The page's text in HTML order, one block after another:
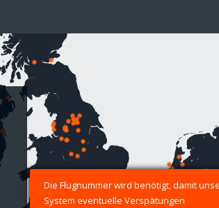
Die Flugnummer wird benötigt, damit
System eventuelle Verspätungen